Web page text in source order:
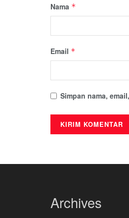
Nama *
Email *
Simpan nama,
Archives